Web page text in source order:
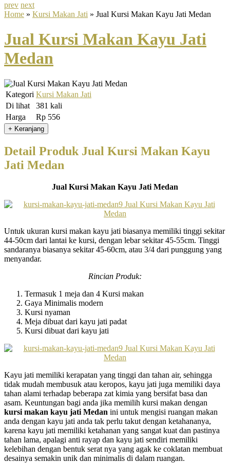
prev next
Home » Kursi Makan Jati » Jual Kursi Makan Kayu Jati Medan
Jual Kursi Makan Kayu Jati
Medan
Kategori Kursi Makan Jati
Di lihat
381 kali
Harga
Rp 556
Detail Produk Jual Kursi Makan Kayu
Jati Medan
Jual Kursi Makan Kayu Jati Medan
Untuk ukuran kursi makan kayu jati biasanya memiliki tinggi sekitar
44-50cm dari lantai ke kursi, dengan lebar sekitar 45-55cm. Tinggi
sandaranya biasanya sekitar 45-60cm, atau 3/4 dari punggung yang
menyandar.
Rincian Produk:
Termasuk 1 meja dan 4 Kursi makan
Gaya Minimalis modern
Kursi nyaman
Meja dibuat dari kayu jati padat
Kursi dibuat dari kayu jati
Kayu jati memiliki kerapatan yang tinggi dan tahan air, sehingga
tidak mudah membusuk atau keropos, kayu jati juga memiliki daya
tahan alami terhadap beberapa zat kimia yang bersifat basa dan
asam. Keuntungan bagi anda jika memilih kursi makan dengan
kursi makan kayu jati Medan ini untuk mengisi ruangan makan
anda dengan kayu jati anda tak perlu takut dengan ketahananya,
karena kayu jati memiliki ketahanan yang sangat kuat dan pastinya
tahan lama, apalagi anti rayap dan kayu jati sendiri memiliki
kelebihan dengan bentuk serat nya yang agak ke coklatan membuat
desainya semakin unik dan minimalis di dalam ruangan.